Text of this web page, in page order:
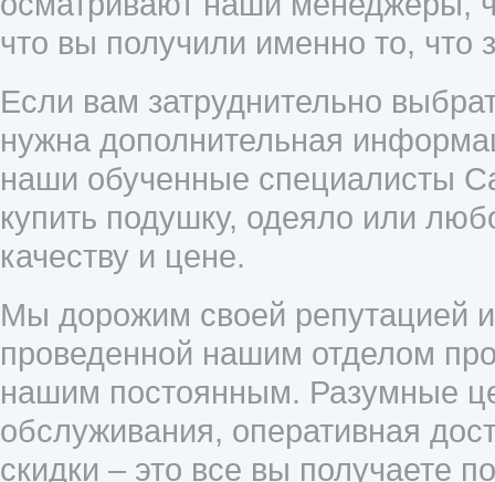
что вы получили именно то, что
Если вам затруднительно
нужна дополнительная
наши обученные специалисты
купить подушку, одеяло или
качеству и цене.
Мы дорожим своей репутацией
проведенной нашим отделом
нашим постоянным. Разумные
обслуживания, оперативная
скидки – это все вы получаете